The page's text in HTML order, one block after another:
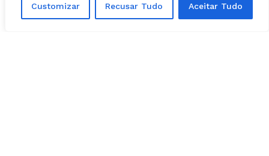
Customizar Recusar Tudo Aceitar Tudo